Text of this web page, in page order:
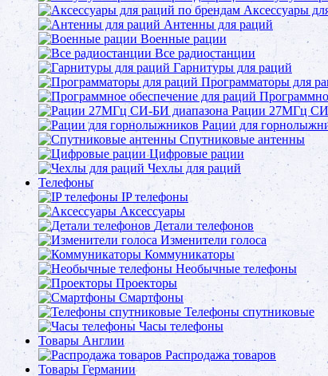
Аксессуары
Антенны для раций
Военные рации
Все радиостанции
Гарнитуры для раций
Программаторы для
Рации 27МГц
Рации для
Спутниковые антенны
Цифровые рации
Чехлы для раций
Телефоны
IP телефоны
Аксессуары
Детали телефонов
Изменители голоса
Коммуникаторы
Необычные телефоны
Проекторы
Смартфоны
Телефоны спутниковые
Часы телефоны
Товары Англии
Распродажа товаров
Товары Германии